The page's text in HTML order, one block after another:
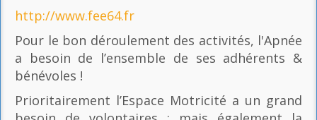
http://www.fee64.fr
Pour le bon déroulement des activités, l'Apnée
a besoin de l’ensemble de ses adhérents &
bénévoles !
Prioritairement l’Espace Motricité a un grand